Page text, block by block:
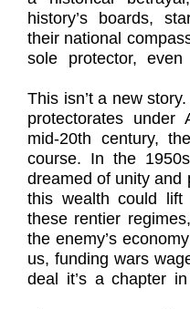
history’s boards,
their national
sole protector,
This isn’t a new
protectorates under
mid-20th century,
course. In the
dreamed of unity and
this wealth could
these rentier
the enemy’s
us, funding wars
deal it’s a chapter